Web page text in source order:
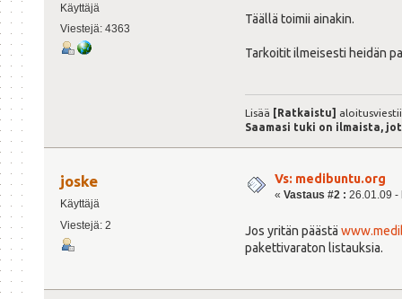
Käyttäjä
Viestejä: 4363
Täällä toimii ainakin.
Tarkoitit ilmeisesti heidän
Lisää [Ratkaistu]
Saamasi tuki on ilmaista,
joske
Käyttäjä
Viestejä: 2
Vs: medibuntu.org
« Vastaus #2 : 26.01.09 -
Jos yritän päästä
pakettivaraton listauksia.